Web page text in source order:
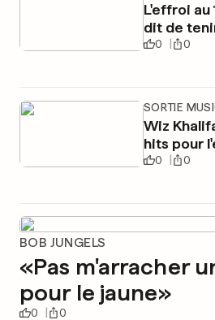
L'effroi au
dit de
0 0
SORTIE
Wiz
hits pour
0 0
BOB JUNGELS
«Pas m'arracher
pour le jaune»
0 0